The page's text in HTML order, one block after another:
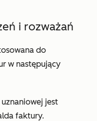
i rozważań
do
w następujący
jest
faktury.